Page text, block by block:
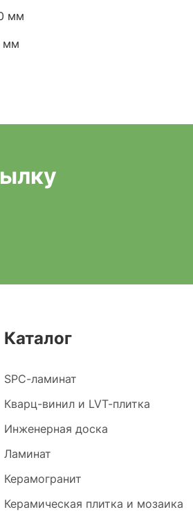
мм
мм
Каталог
SPC-ламинат
Кварц-винил и LVT-плитка
Инженерная доска
Ламинат
Керамогранит
Керамическая плитка и мозаика